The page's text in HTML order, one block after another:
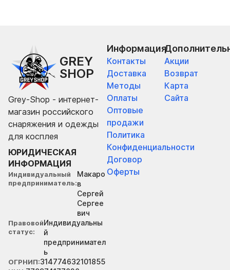
GREY
SHOP
Grey-Shop - интернет-
магазин российского
снаряжения и одежды
для косплея
ЮРИДИЧЕСКАЯ
ИНФОРМАЦИЯ
Индивидуальный
предприниматель
Макаро
в
Сергей
Сергее
вич
Правовой
статус
Индивидуальны
й
предпринимател
ь
ОГРНИП 314774632101855
Информация
Контакты
Доставка
Методы
Оплаты
Оптовые
продажи
Политика
Конфиденциальности
Договор
Оферты
Акции
Возврат
Карта
Сайта